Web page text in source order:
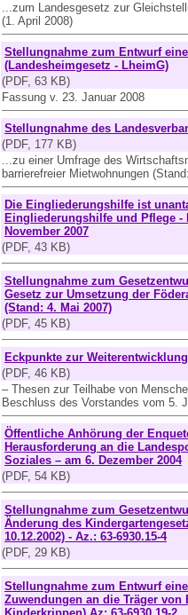
...zum Landesgesetz zur
(1. April 2008)
Stellungnahme zum Entwurf
(Landesheimgesetz - LheimG)
(PDF, 63 KB)
Fassung v. 23. Januar 2008
Stellungnahme des
(PDF, 177 KB)
...zu einer Umfrage des
barrierefreier Mietwohnungen
Die Eingliederungshilfe ist
Eingliederungshilfe und Pflege
November 2007
(PDF, 43 KB)
Stellungnahme zum
Gesetz zur Umsetzung der
(Stand: 4. Mai 2007)
(PDF, 45 KB)
Eckpunkte zur
(PDF, 46 KB)
– Thesen zur Teilhabe von
Beschluss des Vorstandes vom 5.
Öffentliche Anhörung der
Herausforderung an die
Soziales – am 6. Dezember 2004
(PDF, 54 KB)
Stellungnahme zum
Änderung des
10.12.2002) - Az.: 63-6930.15-4
(PDF, 29 KB)
Stellungnahme zum Entwurf
Zuwendungen an die Träger